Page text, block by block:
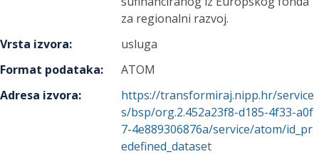
za regionalni razvoj.
Vrsta izvora:
usluga
Format podataka:
ATOM
Adresa izvora:
https://transformiraj.nipp.hr/service
s/bsp/org.2.452a23f8-d185-4f33-a0f
7-4e889306876a/service/atom/id_pr
edefined_dataset